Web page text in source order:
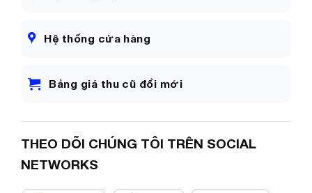
Hệ thống cửa hàng
Bảng giá thu cũ đổi mới
THEO DÕI CHÚNG TÔI TRÊN SOCIAL
NETWORKS